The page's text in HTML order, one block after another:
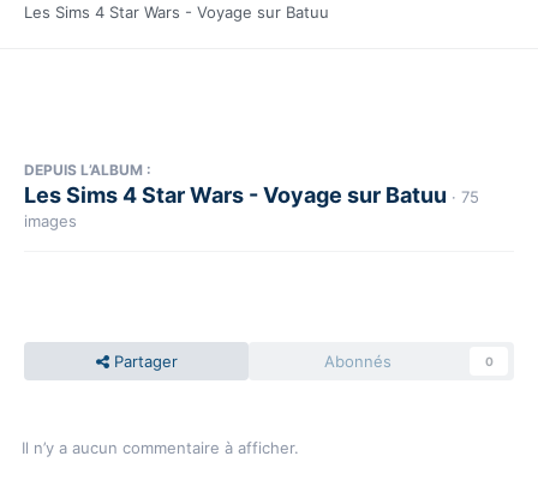
Les Sims 4 Star Wars - Voyage sur Batuu
DEPUIS L’ALBUM :
Les Sims 4 Star Wars - Voyage sur Batuu · 75
images
Partager Abonnés 0
Il n’y a aucun commentaire à afficher.